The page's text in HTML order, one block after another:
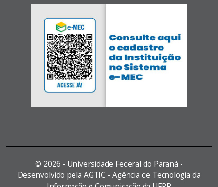
© 2026 - Universidade Federal do Paraná -
Desenvolvido pela AGTIC - Agência de Tecnologia da